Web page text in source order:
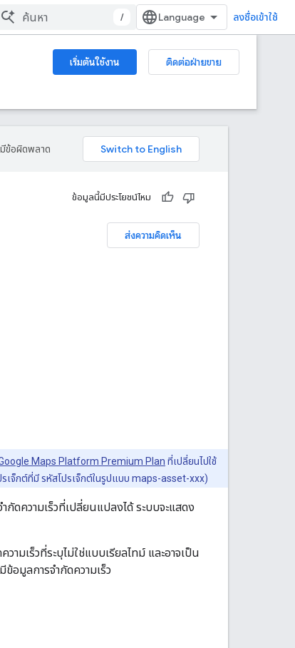
/ ลงชื่อเข้าใช้
เริ่มต้นใช้งาน
ติดต่อฝ่ายขาย
ข้อผิดพลาด
ข้อมูลนี้มีประโยชน์ไหม
ส่งความคิดเห็น
Maps Platform Premium Plan ที่เปลี่ยนไปใช้
ปรเจ็กต์ที่มี รหัสโปรเจ็กต์ในรูปแบบ maps-asset-xxx)
ดความเร็วที่เปลี่ยนแปลงได้ ระบบจะแสดง
ามเร็วที่ระบุไม่ใช่แบบเรียลไทม์ และอาจเป็น
อมูลการจำกัดความเร็ว